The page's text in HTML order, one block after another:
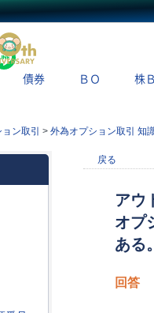
X
債券 ＢＯ 株
ン取引 > 外為オプション取引 知
戻る
アウ
オプ
ある。
回答